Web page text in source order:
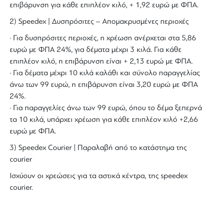
επιβάρυνση για κάθε επιπλέον κιλό, + 1,92 ευρώ με ΦΠΑ.
2) Speedex | Δυσπρόσιτες – Απομακρυσμένες περιοχές
· Για δυσπρόσιτες περιοχές, η χρέωση ανέρχεται στα 5,86
ευρώ με ΦΠΑ 24%, για δέματα μέχρι 3 κιλά. Για κάθε
επιπλέον κιλό, η επιβάρυνση είναι + 2,13 ευρώ με ΦΠΑ.
· Για δέματα μέχρι 10 κιλά καλάθι και σύνολο παραγγελίας
άνω των 99 ευρώ, η επιβάρυνση είναι 3,20 ευρώ με ΦΠΑ
24%.
· Για παραγγελίες άνω των 99 ευρώ, όπου το δέμα ξεπερνά
τα 10 κιλά, υπάρχει χρέωση για κάθε επιπλέον κιλό +2,66
ευρώ με ΦΠΑ.
3) Speedex Courier | Παραλαβή από το κατάστημα της
courier
Ισχύουν οι χρεώσεις για τα αστικά κέντρα, της speedex
courier.